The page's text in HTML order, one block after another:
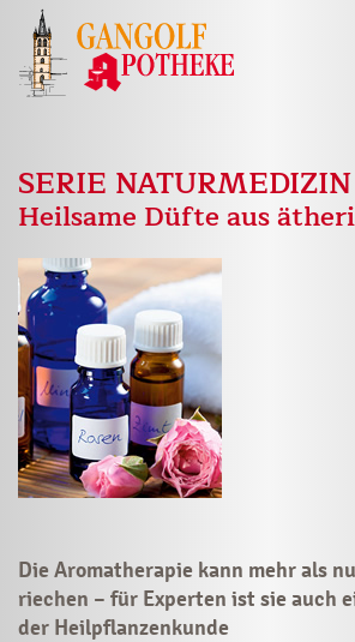
SERIE
Heilsame Düfte aus
Die Aromatherapie kann mehr als
riechen – für Experten ist sie auch
der Heilpflanzenkunde